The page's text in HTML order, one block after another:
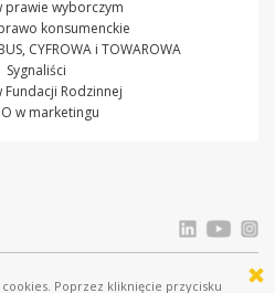
prawie wyborczym
konsumenckie
CYFROWA i TOWAROWA
Sygnaliści
Fundacji Rodzinnej
w marketingu
Poprzez kliknięcie przycisku